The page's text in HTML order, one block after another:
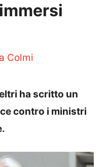
Colmi
ha scritto un
contro i ministri